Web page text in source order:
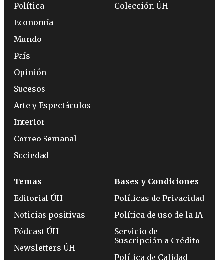
Política
Economía
Mundo
País
Opinión
Sucesos
Arte y Espectáculos
Interior
Correo Semanal
Sociedad
Colección ÚH
Temas
Editorial ÚH
Noticias positivas
Pódcast ÚH
Newsletters ÚH
Bases y Condiciones
Políticas de Privacidad
Política de uso de la IA
Servicio de
Suscripción a Crédito
Política de Calidad